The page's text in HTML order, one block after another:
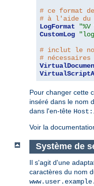
# ce format
# à l'aide
LogFormat
CustomLog
# inclut le
#
Pour changer cette
inséré dans le nom
dans l'en-tête Host: .
Voir la
Système de
Il s'agit d'une
caractères du nom